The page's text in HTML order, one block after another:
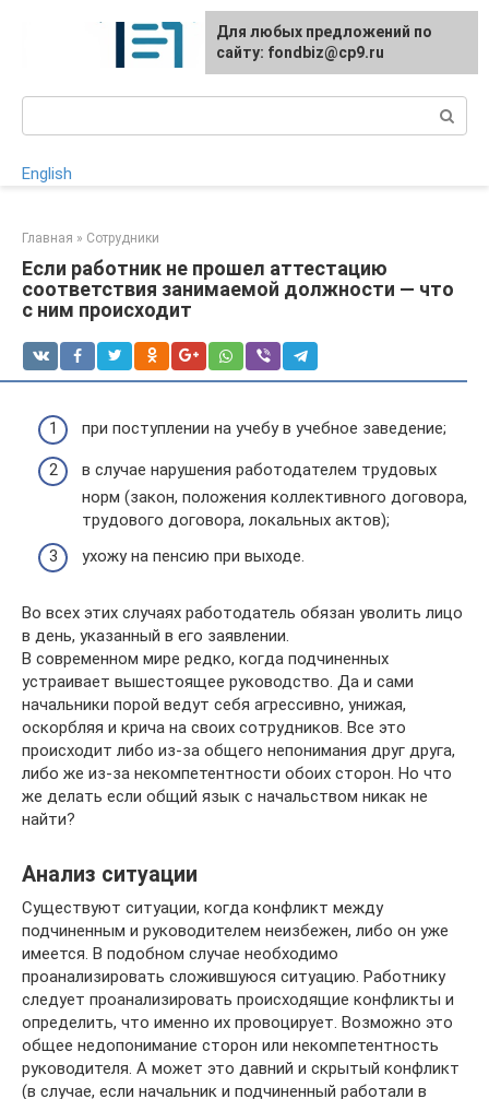
English
Главная » Сотрудники
Если работник не прошел аттестацию
соответствия занимаемой должности — что
с ним происходит
при поступлении на учебу в учебное заведение;
в случае нарушения работодателем трудовых
норм (закон, положения коллективного договора,
трудового договора, локальных актов);
ухожу на пенсию при выходе.
Во всех этих случаях работодатель обязан уволить лицо
в день, указанный в его заявлении.
В современном мире редко, когда подчиненных
устраивает вышестоящее руководство. Да и сами
начальники порой ведут себя агрессивно, унижая,
оскорбляя и крича на своих сотрудников. Все это
происходит либо из-за общего непонимания друг друга,
либо же из-за некомпетентности обоих сторон. Но что
же делать если общий язык с начальством никак не
найти?
Анализ ситуации
Существуют ситуации, когда конфликт между
подчиненным и руководителем неизбежен, либо он уже
имеется. В подобном случае необходимо
проанализировать сложившуюся ситуацию. Работнику
следует проанализировать происходящие конфликты и
определить, что именно их провоцирует. Возможно это
общее недопонимание сторон или некомпетентность
руководителя. А может это давний и скрытый конфликт
(в случае, если начальник и подчиненный работали в
Для любых предложений по
сайту: fondbiz@cp9.ru